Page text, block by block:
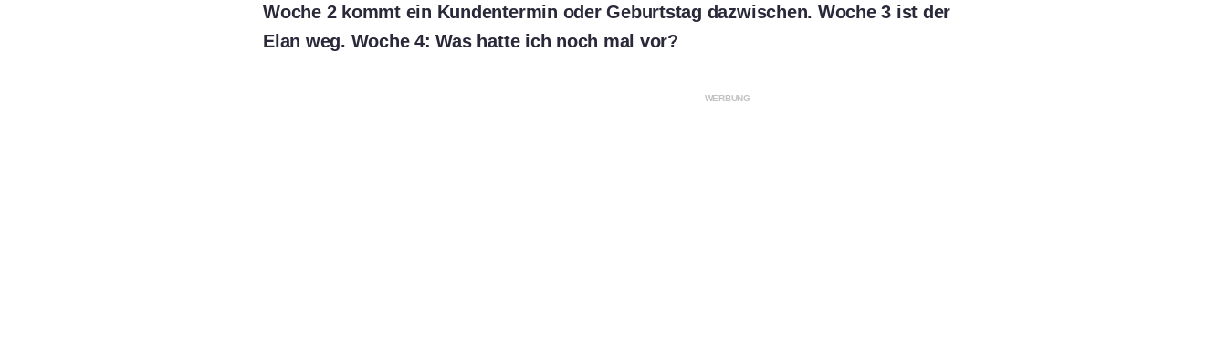
Woche 2 kommt ein Kundentermin oder Geburtstag dazwischen. Woche 3 ist der
Elan weg. Woche 4: Was hatte ich noch mal vor?
WERBUNG